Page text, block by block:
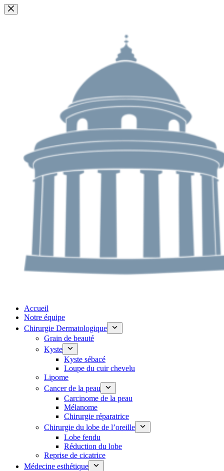
Passer
au
Accueil
Notre équipe
Chirurgie Dermatologique
Grain de beauté
Kyste
Kyste sébacé
Loupe du cuir chevelu
Lipome
Cancer de la peau
Carcinome de la peau
Mélanome
Chirurgie réparatrice
Chirurgie du lobe de l’oreille
Lobe fendu
Réduction du lobe
Reprise de cicatrice
Médecine esthétique